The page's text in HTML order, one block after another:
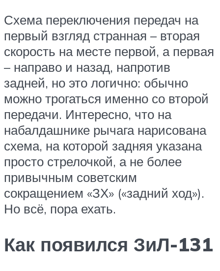
Схема переключения передач на
первый взгляд странная – вторая
скорость на месте первой, а первая
– направо и назад, напротив
задней, но это логично: обычно
можно трогаться именно со второй
передачи. Интересно, что на
набалдашнике рычага нарисована
схема, на которой задняя указана
просто стрелочкой, а не более
привычным советским
сокращением «ЗХ» («задний ход»).
Но всё, пора ехать.
Как появился ЗиЛ-131